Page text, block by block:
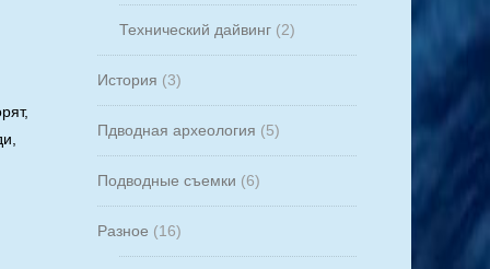
Технический дайвинг(2)
История (3)
Пдводная археология (5)
Подводные съемки (6)
Разное (16)